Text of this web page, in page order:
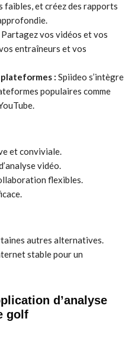
et créez des rapports
Partagez vos vidéos et vos
entraîneurs et vos
: Spiideo s’intègre
populaires comme
et conviviale.
vidéo.
flexibles.
autres alternatives.
stable pour un
d’analyse
golf